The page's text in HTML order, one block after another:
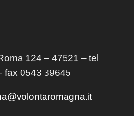
124 – 47521 – tel
fax 0543 39645